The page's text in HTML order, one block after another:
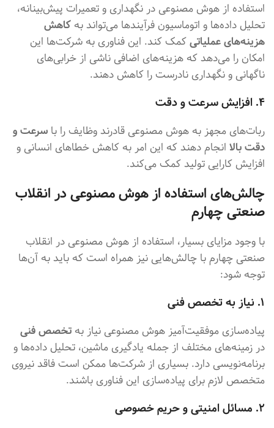
استفاده از هوش مصنوعی در نگهداری و تعمیرات پیش‌بینانه،
تحلیل داده‌ها و اتوماسیون فرآیندها می‌تواند به کاهش
هزینه‌های عملیاتیکمک کند. این فناوری به شرکت‌ها این
امکان را می‌دهد که هزینه‌های اضافی ناشی از خرابی‌های
ناگهانی و نگهداری نادرست را کاهش دهند.
۴. افزایش سرعت و دقت
ربات‌های مجهز به هوش مصنوعی قادرند وظایف را با سرعت و
دقت بالا انجام دهند که این امر به کاهش خطاهای انسانی و
افزایش کارایی تولید کمک می‌کند.
چالش‌های استفاده از هوش مصنوعی در انقلاب
صنعتی چهارم
با وجود مزایای بسیار، استفاده از هوش مصنوعی در انقلاب
صنعتی چهارم با چالش‌هایی نیز همراه است که باید به آن‌ها
توجه شود:
۱. نیاز به تخصص فنی
پیاده‌سازی موفقیت‌آمیز هوش مصنوعی نیاز به تخصص فنی
در زمینه‌های مختلف از جمله یادگیری ماشین، تحلیل داده‌ها و
برنامه‌نویسی دارد. بسیاری از شرکت‌ها ممکن است فاقد نیروی
متخصص لازم برای پیاده‌سازی این فناوری باشند.
۲. مسائل امنیتی و حریم خصوصی